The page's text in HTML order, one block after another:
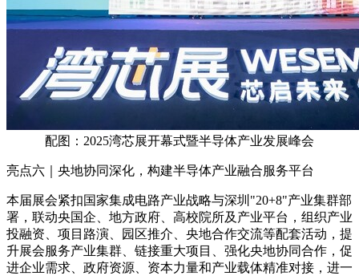
配图：2025湾芯展开幕式暨半导体产业发展峰会
亮点六｜央地协同深化，构建半导体产业融合服务平台
本届展会紧扣国家集成电路产业战略与深圳"20+8"产业集群部
署，联动央国企、地方政府、高校院所及产业平台，组织产业
投融资、项目路演、园区推介、央地合作交流等配套活动，提
升展会服务产业集群、链接重大项目、强化央地协同合作，促
进企业需求、政府资源、资本力量和产业载体精准对接，进一